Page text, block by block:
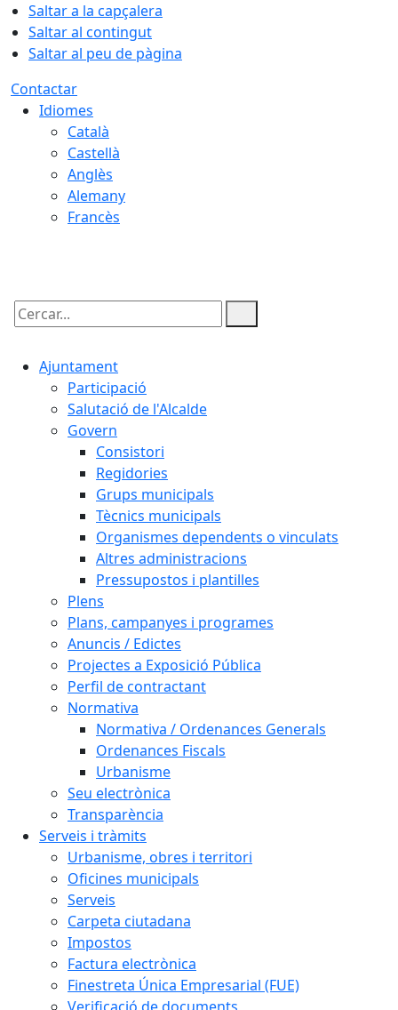
Saltar a la capçalera
Saltar al contingut
Saltar al peu de pàgina
Contactar
Idiomes
Català
Castellà
Anglès
Alemany
Francès
Cercar:
Ajuntament
Participació
Salutació de l'Alcalde
Govern
Consistori
Regidories
Grups municipals
Tècnics municipals
Organismes dependents o vinculats
Altres administracions
Pressupostos i plantilles
Plens
Plans, campanyes i programes
Anuncis / Edictes
Projectes a Exposició Pública
Perfil de contractant
Normativa
Normativa / Ordenances Generals
Ordenances Fiscals
Urbanisme
Seu electrònica
Transparència
Serveis i tràmits
Urbanisme, obres i territori
Oficines municipals
Serveis
Carpeta ciutadana
Impostos
Factura electrònica
Finestreta Única Empresarial (FUE)